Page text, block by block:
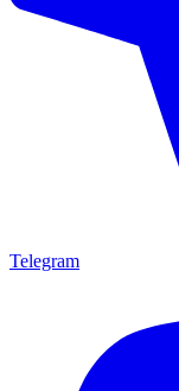
Telegram